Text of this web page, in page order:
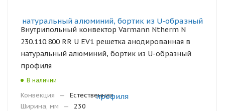
Внутрипольный конвектор Varmann Ntherm N
230.110.800 RR U EV1 решетка анодированная в
натуральный алюминий, бортик из U-образный
профиля
В наличии
Конвекция —
Естественная
Ширина, мм
—
230